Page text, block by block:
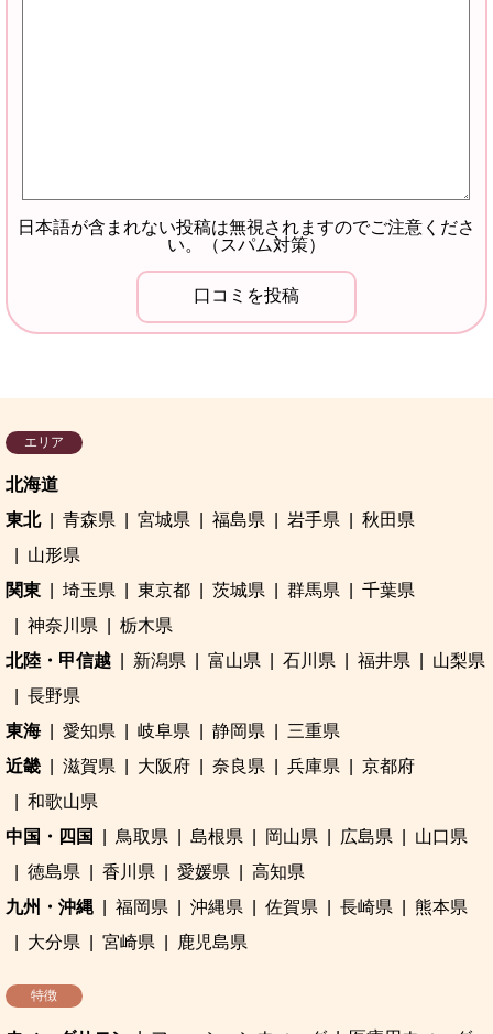
日本語が含まれない投稿は無視されますのでご注意くださ
い。（スパム対策）
エリア
北海道
東北
青森県 宮城県 福島県 岩手県
秋田県
山形県
関東
埼玉県 東京都 茨城県 群馬県
千葉県
神奈川県
栃木県
北陸・甲信越
新潟県 富山県 石川県 福井県
山梨県
長野県
東海
愛知県 岐阜県 静岡県
三重県
近畿
滋賀県 大阪府 奈良県 兵庫県
京都府
和歌山県
中国・四国
鳥取県 島根県 岡山県 広島県
山口県
徳島県
香川県 愛媛県
高知県
九州・沖縄
福岡県 沖縄県 佐賀県 長崎県
熊本県
大分県
宮崎県 鹿児島県
特徴